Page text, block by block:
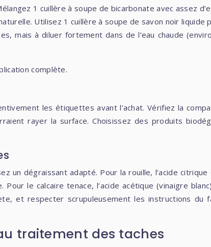
1 cuillère à soupe de bicarbonate avec assez
Utilisez 1 cuillère à soupe de savon noir liquide
mais à diluer fortement dans de l’eau chaude
complète.
les étiquettes avant l’achat. Vérifiez la
rayer la surface. Choisissez des produits
dégraissant adapté. Pour la rouille, l’acide
le calcaire tenace, l’acide acétique (vinaigre
et respecter scrupuleusement les instructions du
traitement des taches